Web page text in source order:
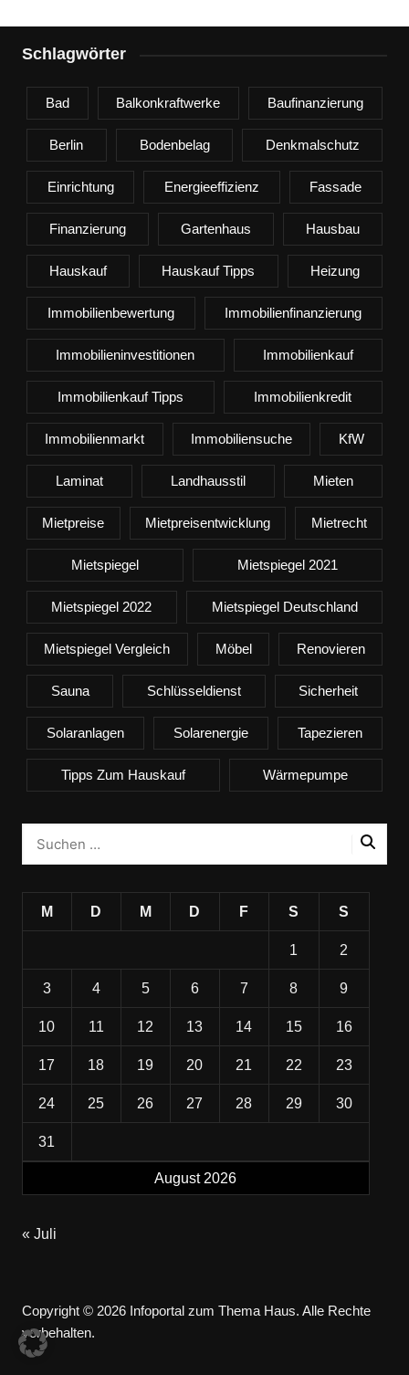
Schlagwörter
Bad Balkonkraftwerke Baufinanzierung
Berlin Bodenbelag Denkmalschutz
Einrichtung Energieeffizienz Fassade
Finanzierung Gartenhaus Hausbau
Hauskauf Hauskauf Tipps Heizung
Immobilienbewertung Immobilienfinanzierung
Immobilieninvestitionen Immobilienkauf
Immobilienkauf Tipps Immobilienkredit
Immobilienmarkt Immobiliensuche KfW
Laminat Landhausstil Mieten
Mietpreise Mietpreisentwicklung Mietrecht
Mietspiegel Mietspiegel 2021
Mietspiegel 2022 Mietspiegel Deutschland
Mietspiegel Vergleich Möbel Renovieren
Sauna Schlüsseldienst Sicherheit
Solaranlagen Solarenergie Tapezieren
Tipps Zum Hauskauf Wärmepumpe
August 2026
M D M D F S S
1 2
3 4 5 6 7 8 9
10 11 12 13 14 15 16
17 18 19 20 21 22 23
24 25 26 27 28 29 30
31
« Juli
Copyright © 2026 Infoportal zum Thema Haus. Alle Rechte
vorbehalten.